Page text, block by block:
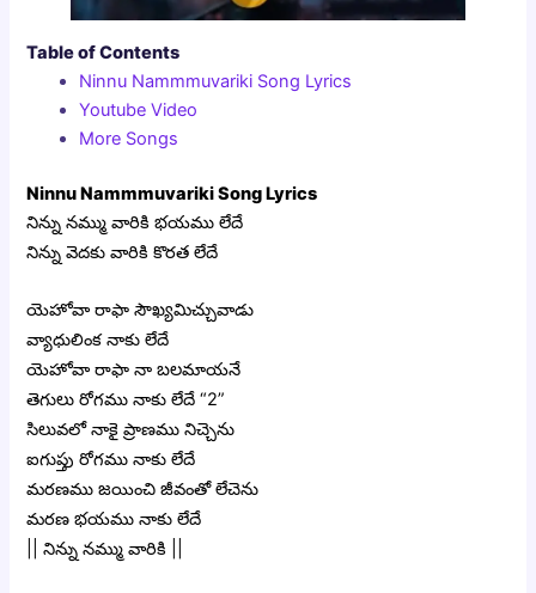
Table of Contents
Ninnu Nammmuvariki Song Lyrics
Youtube Video
More Songs
Ninnu Nammmuvariki Song Lyrics
నిన్ను నమ్ము వారికి భయము లేదే
నిన్ను వెదకు వారికి కొరత లేదే
యెహోవా రాఫా సౌఖ్యమిచ్చువాడు
వ్యాధులింక నాకు లేదే
యెహోవా రాఫా నా బలమాయనే
తెగులు రోగము నాకు లేదే “2”
సిలువలో నాకై ప్రాణము నిచ్చెను
ఐగుప్తు రోగము నాకు లేదే
మరణము జయించి జీవంతో లేచెను
మరణ భయము నాకు లేదే
|| నిన్ను నమ్ము వారికి ||